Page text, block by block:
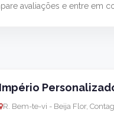
avaliações e entre em
Império
R. Bem-te-vi - Beija Flor,